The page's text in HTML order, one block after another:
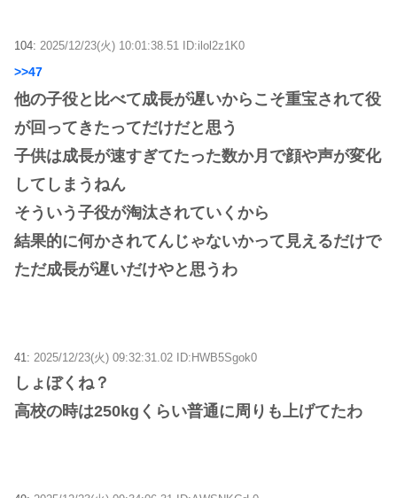
104: 2025/12/23(火) 10:01:38.51 ID:ilol2z1K0
>>47
他の子役と比べて成長が遅いからこそ重宝されて役
が回ってきたってだけだと思う
子供は成長が速すぎてたった数か月で顔や声が変化
してしまうねん
そういう子役が淘汰されていくから
結果的に何かされてんじゃないかって見えるだけで
ただ成長が遅いだけやと思うわ
41: 2025/12/23(火) 09:32:31.02 ID:HWB5Sgok0
しょぼくね？
高校の時は250kgくらい普通に周りも上げてたわ